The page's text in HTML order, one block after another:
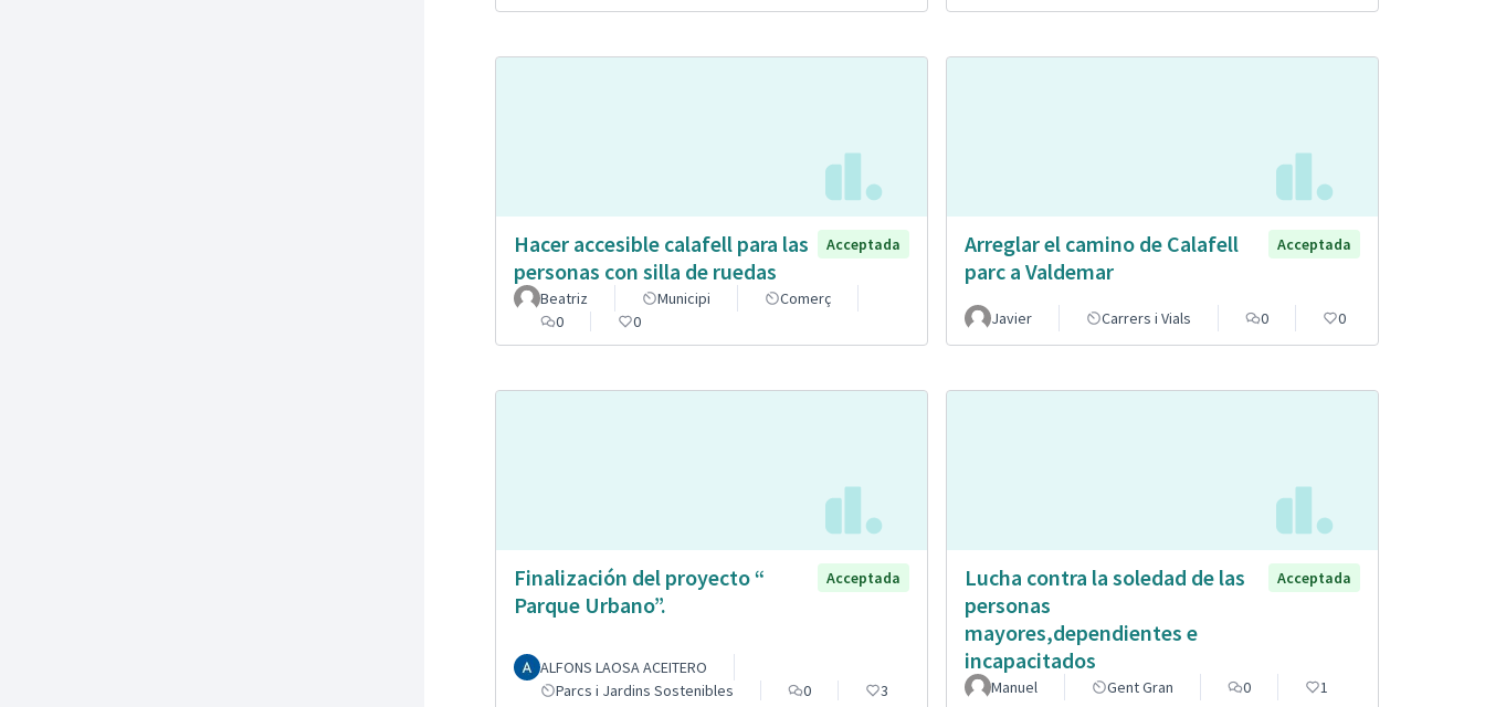
Hacer accesible calafell para las
personas con silla de ruedas
Acceptada
Beatriz Municipi
Comerç
0
0
Arreglar el camino de Calafell
parc a Valdemar
Acceptada
Javier Carrers i Vials 0 0
Finalización del proyecto “
Parque Urbano”.
Acceptada
ALFONS LAOSA ACEITERO
Parcs i Jardins Sostenibles
0 3
Lucha contra la soledad de las
personas
mayores,dependientes e
incapacitados
Acceptada
Manuel Gent Gran 0 1